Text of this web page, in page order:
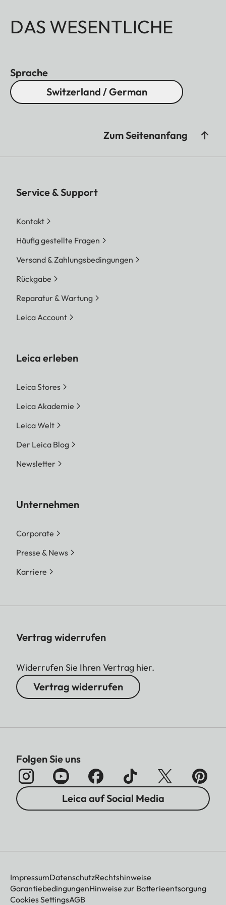
DAS WESENTLICHE
Sprache
Switzerland / German
Zum Seitenanfang
Service & Support
Kontakt
Häufig gestellte Fragen
Versand & Zahlungsbedingungen
Rückgabe
Reparatur & Wartung
Leica Account
Leica erleben
Leica Stores
Leica Akademie
Leica Welt
Der Leica Blog
Newsletter
Unternehmen
Corporate
Presse & News
Karriere
Vertrag widerrufen
Widerrufen Sie Ihren Vertrag hier.
Vertrag widerrufen
Folgen Sie uns
Leica auf Social Media
ImpressumDatenschutzRechtshinweise
GarantiebedingungenHinweise zur Batterieentsorgung
Cookies SettingsAGB